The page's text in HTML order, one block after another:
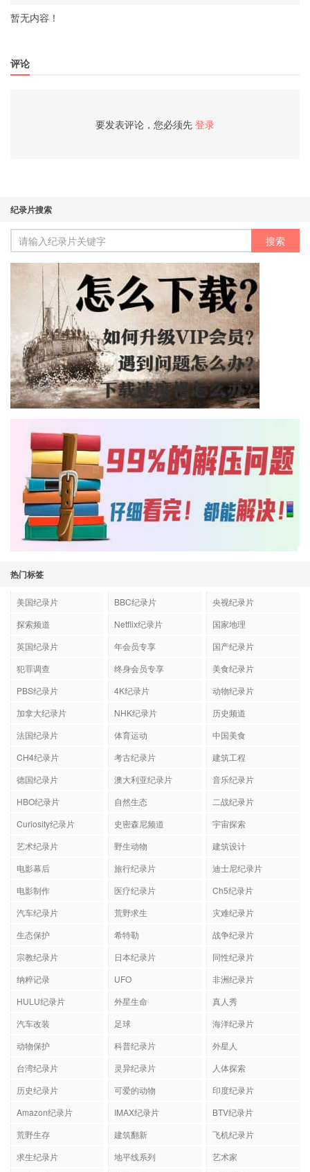
暂无内容！
评论
要发表评论，您必须先 登录
纪录片搜索
热门标签
美国纪录片 BBC纪录片
央视纪录片
探索频道
Netflix纪录片
国家地理
英国纪录片
年会员专享
国产纪录片
犯罪调查
终身会员专享
美食纪录片
PBS纪录片
4K纪录片
动物纪录片
加拿大纪录片
NHK纪录片
历史频道
法国纪录片
体育运动
中国美食
CH4纪录片
考古纪录片
建筑工程
德国纪录片
澳大利亚纪录片
音乐纪录片
HBO纪录片
自然生态
二战纪录片
Curiosity纪录片
史密森尼频道
宇宙探索
艺术纪录片
野生动物
建筑设计
电影幕后
旅行纪录片
迪士尼纪录片
电影制作
医疗纪录片
Ch5纪录片
汽车纪录片
荒野求生
灾难纪录片
生态保护
希特勒
战争纪录片
宗教纪录片
日本纪录片
同性纪录片
纳粹记录
UFO
非洲纪录片
HULU纪录片
外星生命
真人秀
汽车改装
足球
海洋纪录片
动物保护
科普纪录片
外星人
台湾纪录片
灵异纪录片
人体探索
历史纪录片
可爱的动物
印度纪录片
Amazon纪录片
IMAX纪录片
BTV纪录片
荒野生存
建筑翻新
飞机纪录片
求生纪录片
地平线系列
艺术家